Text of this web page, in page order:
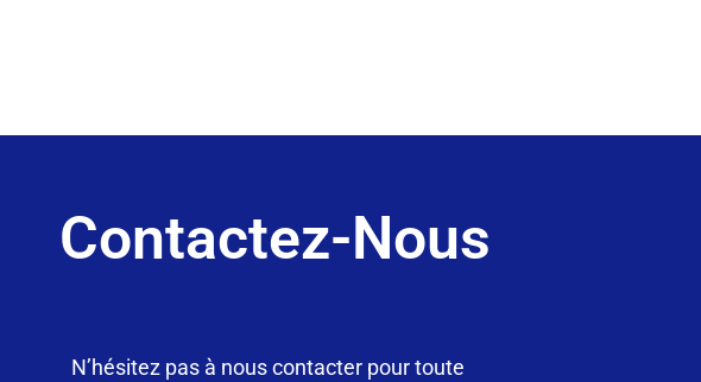
Contactez-Nous
N’hésitez pas à nous contacter pour toute